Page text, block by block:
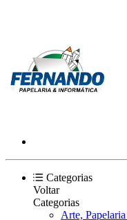
Categorias
Voltar
Categorias
Arte,